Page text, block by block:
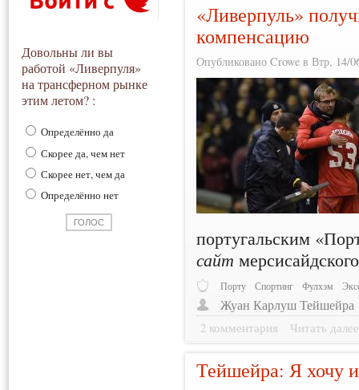
Довольны ли вы
работой «Ливерпуля»
на трансферном рынке
этим летом? :
Определённо да
Скорее да, чем нет
Скорее нет, чем да
Определённо нет
«Ливерпуль»
компенсацию
Опубликовано Crowe в Втр, 14/
португальским
сайт
Порту Спортинг Фулхэм
Жуан Карлуш Тейшейра
2 комментария Читать далее
Тейшейра: Я хочу